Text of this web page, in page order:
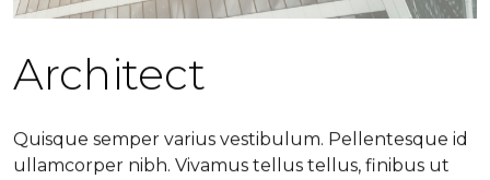
Architect
Quisque semper varius vestibulum. Pellentesque id
ullamcorper nibh. Vivamus tellus tellus, finibus ut